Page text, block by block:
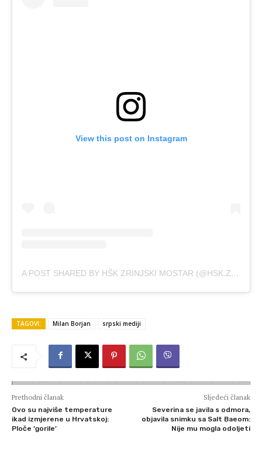
View this post on Instagram
A POST SHARED BY HŠK ZRINJSKI MOSTAR (@HSK.ZRINJSKI)
TAGOVI: Milan Borjan srpski mediji
Prethodni članak
Ovo su najviše temperature
ikad izmjerene u Hrvatskoj:
Ploče ‘gorile’
Sljedeći članak
Severina se javila s odmora,
objavila snimku sa Salt Baeom:
Nije mu mogla odoljeti